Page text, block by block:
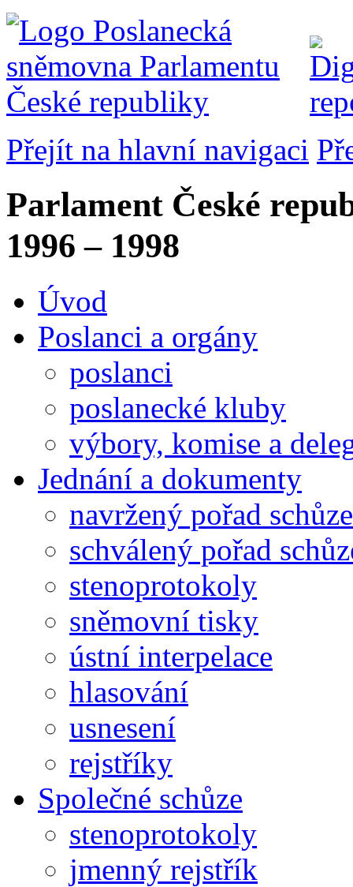
Přejít na hlavní navigaci
Parlament České
1996 – 1998
Úvod
Poslanci a orgány
poslanci
poslanecké kluby
výbory, komise a
Jednání a dokumenty
navržený pořad schůze
schválený pořad
stenoprotokoly
sněmovní tisky
ústní interpelace
hlasování
usnesení
rejstříky
Společné schůze
stenoprotokoly
jmenný rejstřík